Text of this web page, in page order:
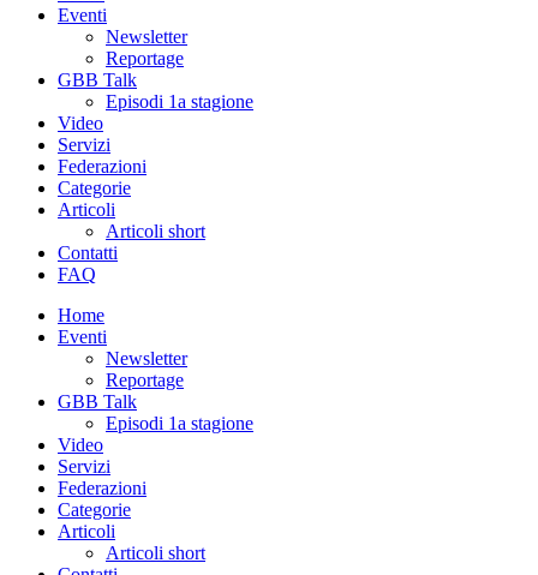
Eventi
Newsletter
Reportage
GBB Talk
Episodi 1a stagione
Video
Servizi
Federazioni
Categorie
Articoli
Articoli short
Contatti
FAQ
Home
Eventi
Newsletter
Reportage
GBB Talk
Episodi 1a stagione
Video
Servizi
Federazioni
Categorie
Articoli
Articoli short